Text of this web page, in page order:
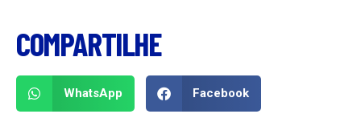
COMPARTILHE
WhatsApp Facebook